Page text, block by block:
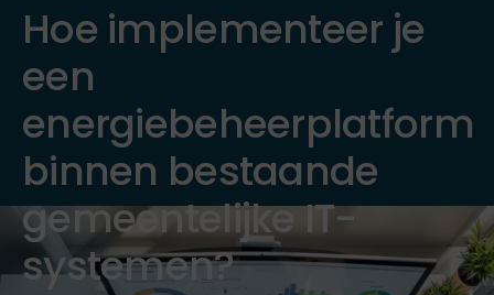
Hoe implementeer je
een
energiebeheerplatform
binnen bestaande
gemeentelijke IT-
systemen?